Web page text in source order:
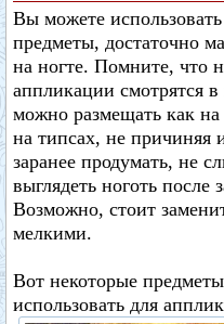
Вы можете
предметы, достаточно
на ногте. Помните, что
аппликации смотрятся
можно размещать как на
на типсах, не причиняя
заранее продумать, не
выглядеть ноготь после
Возможно, стоит
мелкими.
Вот некоторые
использовать для